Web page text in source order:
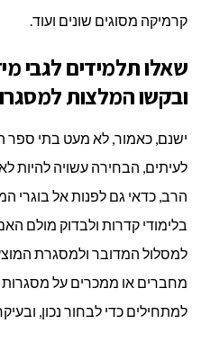
קרמיקה מסוגים שונים ועוד.
שאלו תלמידים לגבי
ובקשו המלצות
ישנם, כאמור, לא מעט בתי ספר
לעיתים, הבחירה עשויה להיות
הרב, כדאי גם לפנות אל בוגרי
בלימודי קדרות ולבדוק מולם
למסלול המדובר ולמסגרת
מחברים או ממכרים על מסגרות
למתחילים כדי לבחור נכון,